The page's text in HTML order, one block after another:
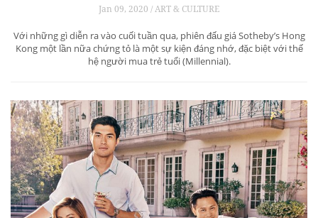
Jan 09, 2020 / ART & CULTURE
Với những gì diễn ra vào cuối tuần qua, phiên đấu giá Sotheby’s Hong
Kong một lần nữa chứng tỏ là một sự kiện đáng nhớ, đặc biệt với thế
hệ người mua trẻ tuổi (Millennial).